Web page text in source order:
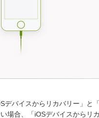
デバイスからリカバリー」
場合、「iOSデバイスから